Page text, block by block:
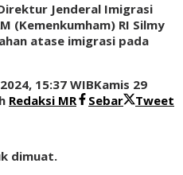
Jenderal Imigrasi
(Kemenkumham) RI Silmy
atase imigrasi pada
15:37 WIBKamis 29
Redaksi MR Sebar
Tweet
dimuat.